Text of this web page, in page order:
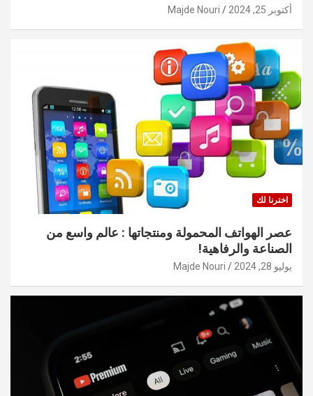
أكتوبر 25, 2024 Majde Nouri
اخترنا لك
عصر الهواتف المحمولة ومنتجاتها : عالم واسع من
الصناعة والرفاهية!
يوليو 28, 2024 Majde Nouri